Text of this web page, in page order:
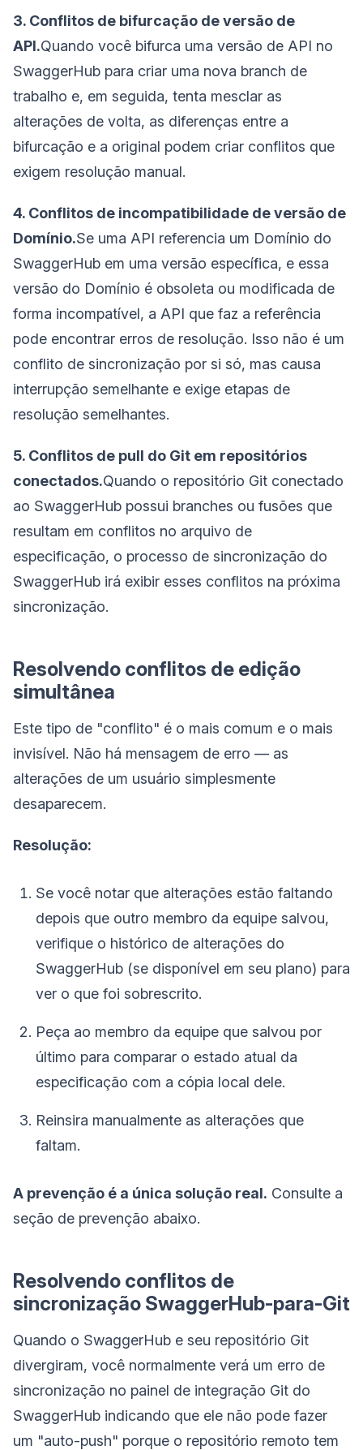
3. Conflitos de bifurcação de versão de
API.Quando você bifurca uma versão de API no
SwaggerHub para criar uma nova branch de
trabalho e, em seguida, tenta mesclar as
alterações de volta, as diferenças entre a
bifurcação e a original podem criar conflitos que
exigem resolução manual.
4. Conflitos de incompatibilidade de versão de
Domínio.Se uma API referencia um Domínio do
SwaggerHub em uma versão específica, e essa
versão do Domínio é obsoleta ou modificada de
forma incompatível, a API que faz a referência
pode encontrar erros de resolução. Isso não é um
conflito de sincronização por si só, mas causa
interrupção semelhante e exige etapas de
resolução semelhantes.
5. Conflitos de pull do Git em repositórios
conectados.Quando o repositório Git conectado
ao SwaggerHub possui branches ou fusões que
resultam em conflitos no arquivo de
especificação, o processo de sincronização do
SwaggerHub irá exibir esses conflitos na próxima
sincronização.
Resolvendo conflitos de edição
simultânea
Este tipo de "conflito" é o mais comum e o mais
invisível. Não há mensagem de erro — as
alterações de um usuário simplesmente
desaparecem.
Resolução:
Se você notar que alterações estão faltando
depois que outro membro da equipe salvou,
verifique o histórico de alterações do
SwaggerHub (se disponível em seu plano) para
ver o que foi sobrescrito.
Peça ao membro da equipe que salvou por
último para comparar o estado atual da
especificação com a cópia local dele.
Reinsira manualmente as alterações que
faltam.
A prevenção é a única solução real. Consulte a
seção de prevenção abaixo.
Resolvendo conflitos de
sincronização SwaggerHub-para-Git
Quando o SwaggerHub e seu repositório Git
divergiram, você normalmente verá um erro de
sincronização no painel de integração Git do
SwaggerHub indicando que ele não pode fazer
um "auto-push" porque o repositório remoto tem